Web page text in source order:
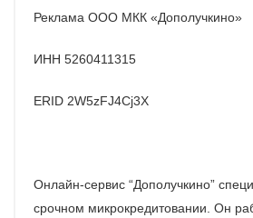
Реклама ООО МКК «Дополучкино»
ИНН 5260411315
ERID 2W5zFJ4Cj3X
Онлайн-сервис “Дополучкино”
срочном микрокредитовании. Он